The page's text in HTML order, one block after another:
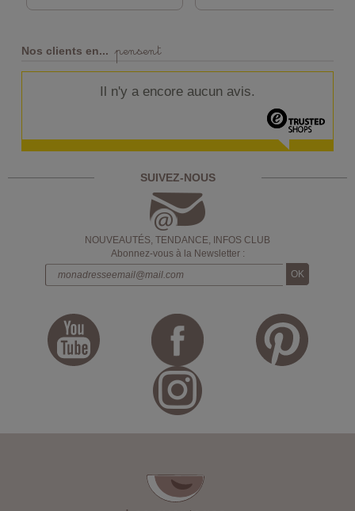
Nos clients en... pensent
Il n'y a encore aucun avis.
SUIVEZ-NOUS
NOUVEAUTÉS, TENDANCE, INFOS CLUB
Abonnez-vous à la Newsletter :